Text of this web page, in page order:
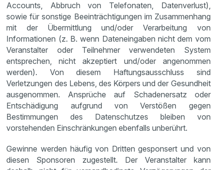
Accounts, Abbruch von Telefonaten, Datenverlust),
sowie für sonstige Beeinträchtigungen im Zusammenhang
mit der Übermittlung und/oder Verarbeitung von
Informationen (z. B. wenn Dateneingaben nicht dem vom
Veranstalter oder Teilnehmer verwendeten System
entsprechen, nicht akzeptiert und/oder angenommen
werden). Von diesem Haftungsausschluss sind
Verletzungen des Lebens, des Körpers und der Gesundheit
ausgenommen. Ansprüche auf Schadenersatz oder
Entschädigung aufgrund von Verstößen gegen
Bestimmungen des Datenschutzes bleiben von
vorstehenden Einschränkungen ebenfalls unberührt.
Gewinne werden häufig von Dritten gesponsert und von
diesen Sponsoren zugestellt. Der Veranstalter kann